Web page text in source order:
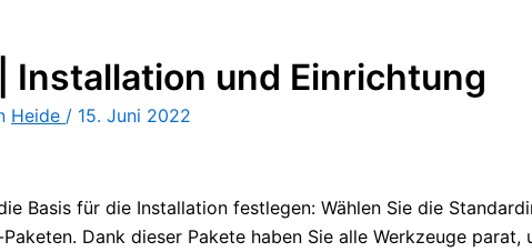
Installation und Einrichtung
Heide / 15. Juni 2022
Basis für die Installation festlegen: Wählen Sie die
Dank dieser Pakete haben Sie alle Werkzeuge